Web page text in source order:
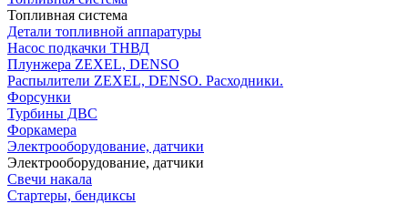
Топливная система
Детали топливной аппаратуры
Насос подкачки ТНВД
Плунжера ZEXEL, DENSO
Распылители ZEXEL, DENSO. Расходники.
Форсунки
Турбины ДВС
Форкамера
Электрооборудование, датчики
Электрооборудование, датчики
Свечи накала
Стартеры, бендиксы